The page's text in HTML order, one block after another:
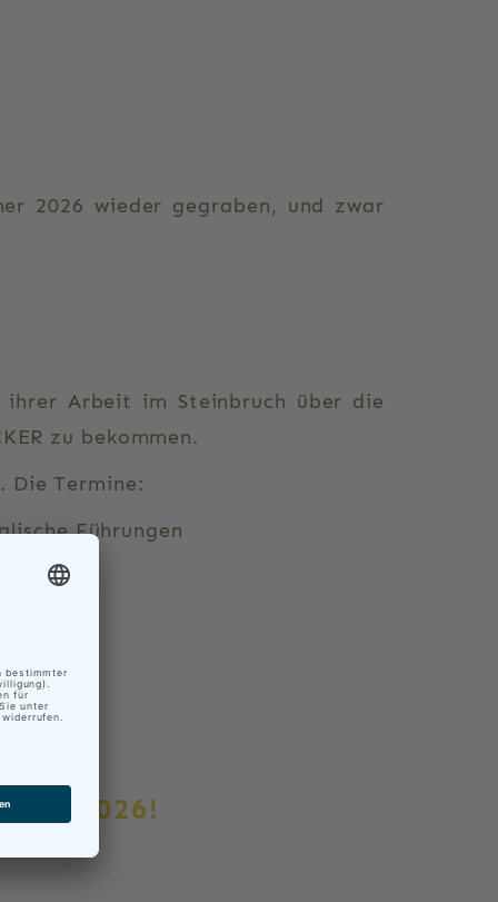
2026 wieder gegraben, und zwar
Arbeit im Steinbruch über die
zu bekommen.
Die Termine:
Führungen
2026!